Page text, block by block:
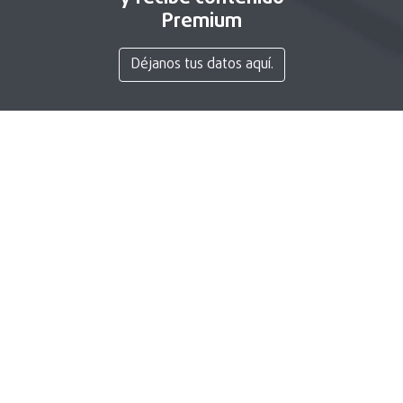
Premium
Déjanos tus datos aquí.